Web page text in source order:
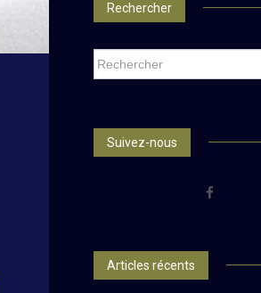
Rechercher
SEARCH
FOR:
Suivez-nous
Articles récents